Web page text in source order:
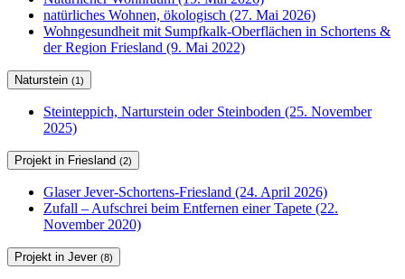
natürliches Wohnen, ökologisch (27. Mai 2026)
Wohngesundheit mit Sumpfkalk-Oberflächen in Schortens &
der Region Friesland (9. Mai 2022)
Naturstein (1)
Steinteppich, Narturstein oder Steinboden (25. November
2025)
Projekt in Friesland (2)
Glaser Jever-Schortens-Friesland (24. April 2026)
Zufall – Aufschrei beim Entfernen einer Tapete (22.
November 2020)
Projekt in Jever (8)